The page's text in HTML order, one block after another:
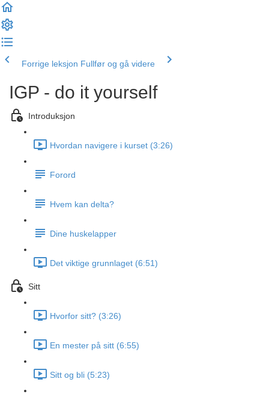
Forrige leksjon Fullfør og gå videre
IGP - do it yourself
Introduksjon
Hvordan navigere i kurset (3:26)
Forord
Hvem kan delta?
Dine huskelapper
Det viktige grunnlaget (6:51)
Sitt
Hvorfor sitt? (3:26)
En mester på sitt (6:55)
Sitt og bli (5:23)